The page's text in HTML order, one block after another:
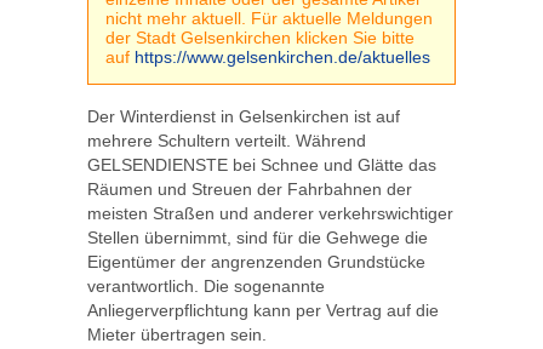
nicht mehr aktuell. Für aktuelle Meldungen
der Stadt Gelsenkirchen klicken Sie bitte
auf https://www.gelsenkirchen.de/aktuelles
Der Winterdienst in Gelsenkirchen ist auf
mehrere Schultern verteilt. Während
GELSENDIENSTE bei Schnee und Glätte das
Räumen und Streuen der Fahrbahnen der
meisten Straßen und anderer verkehrswichtiger
Stellen übernimmt, sind für die Gehwege die
Eigentümer der angrenzenden Grundstücke
verantwortlich. Die sogenannte
Anliegerverpflichtung kann per Vertrag auf die
Mieter übertragen sein.